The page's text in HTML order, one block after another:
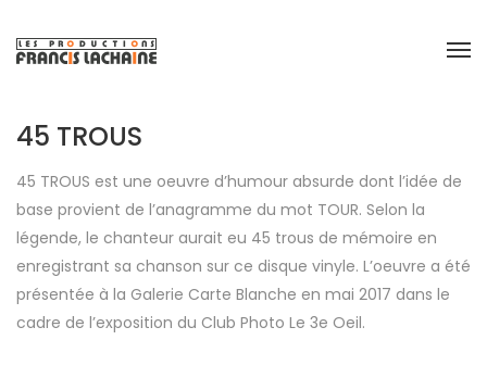
45 TROUS
45 TROUS est une oeuvre d’humour absurde dont l’idée de
base provient de l’anagramme du mot TOUR. Selon la
légende, le chanteur aurait eu 45 trous de mémoire en
enregistrant sa chanson sur ce disque vinyle. L’oeuvre a été
présentée à la Galerie Carte Blanche en mai 2017 dans le
cadre de l’exposition du Club Photo Le 3e Oeil.